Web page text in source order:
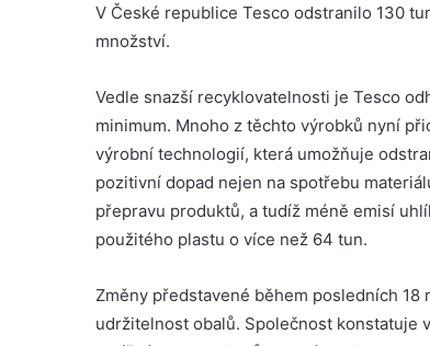
V České republice Tesco odstranilo 130
množství.
Vedle snazší recyklovatelnosti je Tesco
minimum. Mnoho z těchto výrobků nyní
výrobní technologií, která umožňuje
pozitivní dopad nejen na spotřebu
přepravu produktů, a tudíž méně emisí
použitého plastu o více než 64 tun.
Změny představené během posledních
udržitelnost obalů. Společnost konstatuje